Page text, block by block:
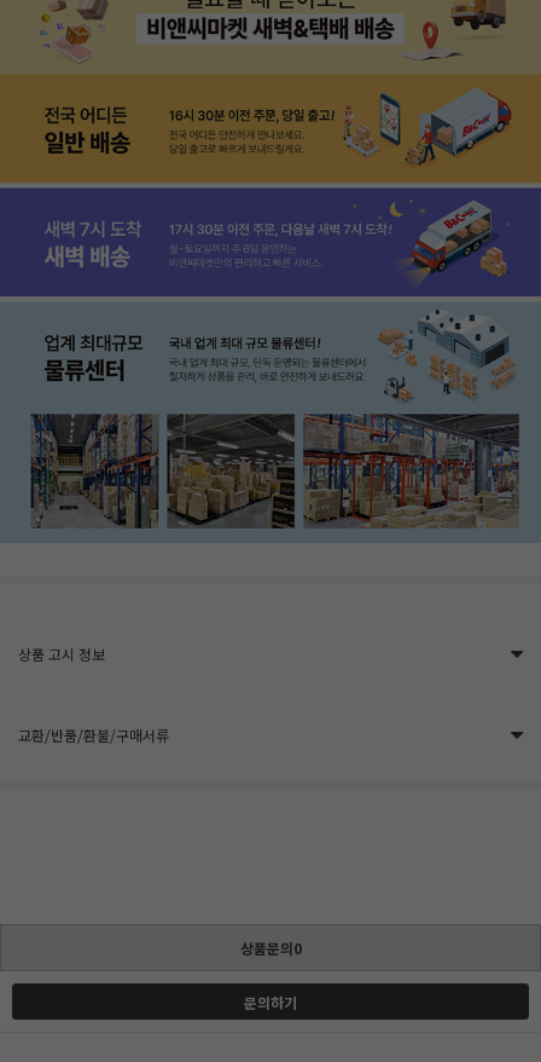
상품 고시 정보
교환/반품/환불/구매서류
상품문의0
문의하기